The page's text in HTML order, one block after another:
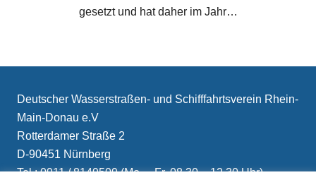
gesetzt und hat daher im Jahr…
Deutscher Wasserstraßen- und Schifffahrtsverein Rhein-
Main-Donau e.V
Rotterdamer Straße 2
D-90451 Nürnberg
Tel.: 0911 / 8149509 (Mo. – Fr. 08.30 – 12.30 Uhr)